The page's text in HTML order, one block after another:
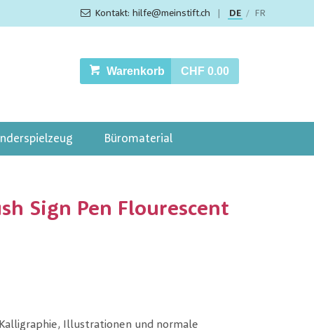
Kontakt: hilfe@meinstift.ch DE / FR
Warenkorb CHF 0.00
Büromaterial
Sign Pen Flourescent
Illustrationen und normale